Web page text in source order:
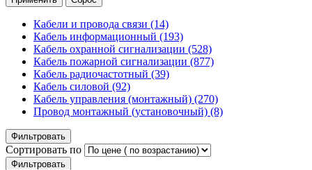
Кабели и провода связи (14)
Кабель информационный (193)
Кабель охранной сигнализации (528)
Кабель пожарной сигнализации (877)
Кабель радиочастотный (39)
Кабель силовой (92)
Кабель управления (монтажный) (270)
Провод монтажный (установочный) (8)
Фильтровать
Сортировать по
Фильтровать